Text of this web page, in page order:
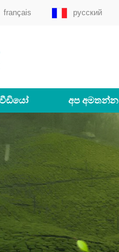
français русский
වීඩියෝ අප අමතන්න